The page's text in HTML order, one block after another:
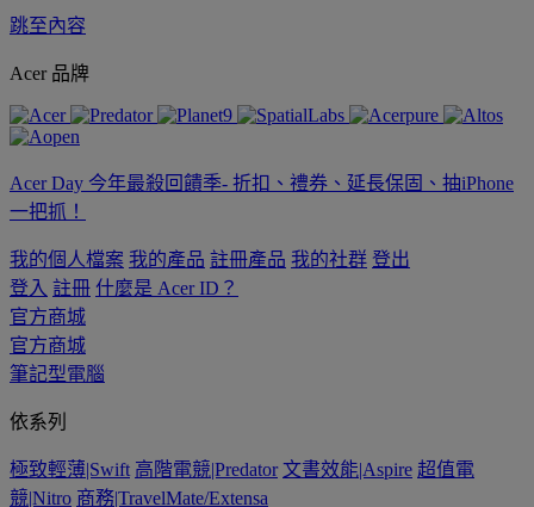
跳至內容
Acer 品牌
Acer Day 今年最殺回饋季- 折扣、禮券、延長保固、抽iPhone
一把抓！
我的個人檔案 我的產品 註冊產品 我的社群 登出
登入 註冊 什麼是 Acer ID？
官方商城
官方商城
筆記型電腦
依系列
極致輕薄|Swift 高階電競|Predator 文書效能|Aspire 超值電
競|Nitro 商務|TravelMate/Extensa